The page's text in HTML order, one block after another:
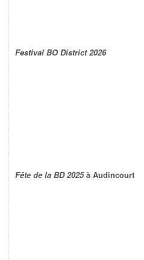
Festival BO District 2026
Fête de la BD 2025à Audincourt